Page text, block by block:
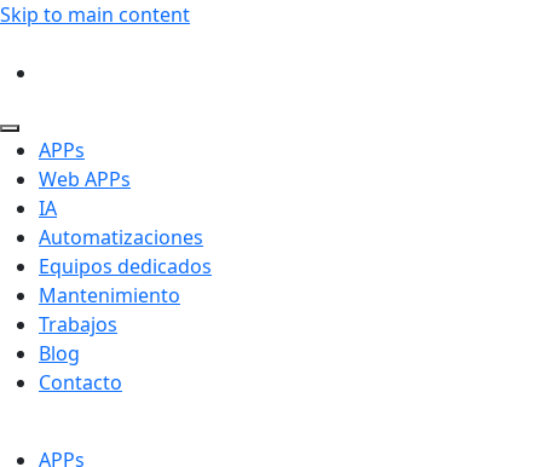
Skip to main content
APPs
Web APPs
IA
Automatizaciones
Equipos dedicados
Mantenimiento
Trabajos
Blog
Contacto
APPs